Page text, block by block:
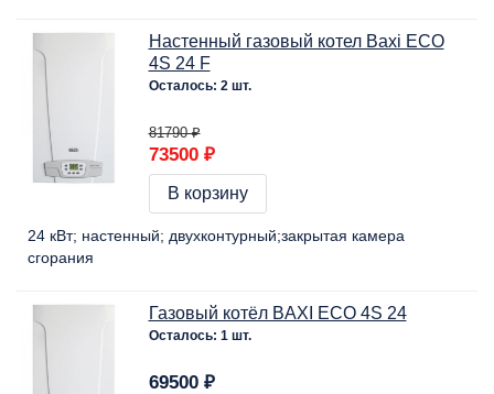
Настенный газовый котел Baxi ECO
4S 24 F
Осталось: 2 шт.
81790 ₽
73500 ₽
В корзину
24 кВт настенный двухконтурный закрытая камера
сгорания
Газовый котёл BAXI ECO 4S 24
Осталось: 1 шт.
69500 ₽